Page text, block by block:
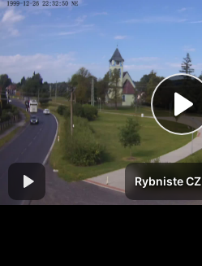
Rybniste CZ